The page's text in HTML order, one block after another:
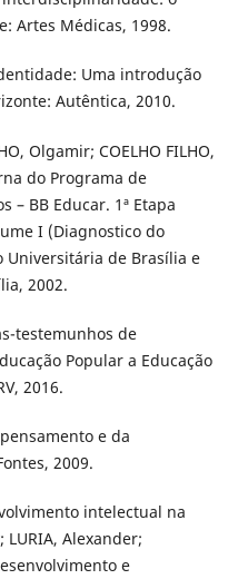
Artes Médicas, 1998.
Uma introdução
Autêntica, 2010.
Olgamir; COELHO FILHO,
do Programa de
– BB Educar. 1ª Etapa
I (Diagnostico do
Universitária de Brasília e
2002.
testemunhos de
Popular a Educação
2016.
e da
2009.
intelectual na
LURIA, Alexander;
e